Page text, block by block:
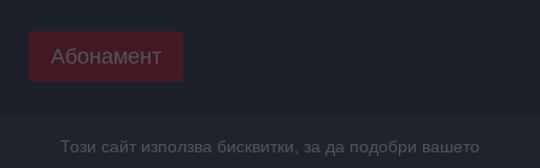
Абонамент
Този сайт използва бисквитки, за да подобри вашето